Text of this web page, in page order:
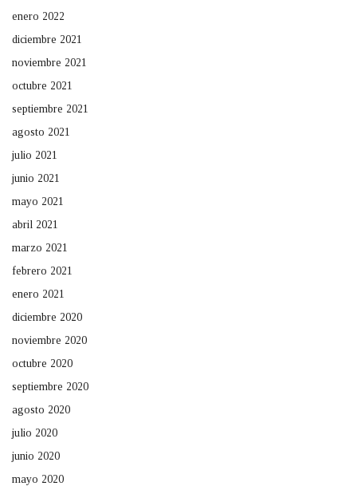
enero 2022
diciembre 2021
noviembre 2021
octubre 2021
septiembre 2021
agosto 2021
julio 2021
junio 2021
mayo 2021
abril 2021
marzo 2021
febrero 2021
enero 2021
diciembre 2020
noviembre 2020
octubre 2020
septiembre 2020
agosto 2020
julio 2020
junio 2020
mayo 2020